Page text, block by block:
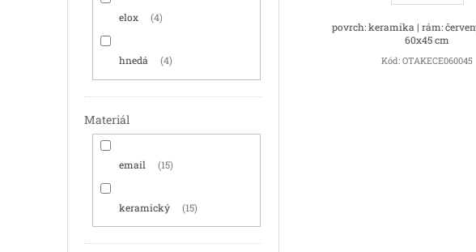
elox 4
hnedá 4
Materiál
email 15
keramický 15
povrch: keramika | rám:
60x45 cm
Kód:OTAKECE060045